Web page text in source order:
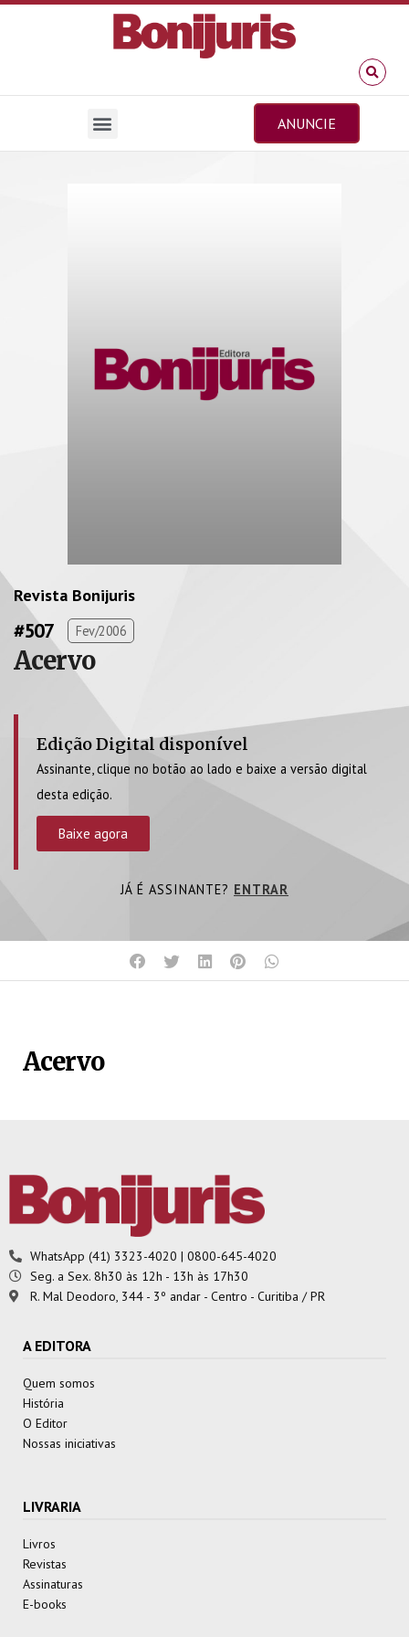
ANUNCIE
Revista Bonijuris
#507 Fev/2006
Acervo
Edição Digital disponível
Assinante, clique no botão ao lado e baixe a versão digital
desta edição.
Baixe agora
JÁ É ASSINANTE? ENTRAR
Acervo
WhatsApp (41) 3323-4020 | 0800-645-4020
Seg. a Sex. 8h30 às 12h - 13h às 17h30
R. Mal Deodoro, 344 - 3º andar - Centro - Curitiba / PR
A EDITORA
Quem somos
História
O Editor
Nossas iniciativas
LIVRARIA
Livros
Revistas
Assinaturas
E-books